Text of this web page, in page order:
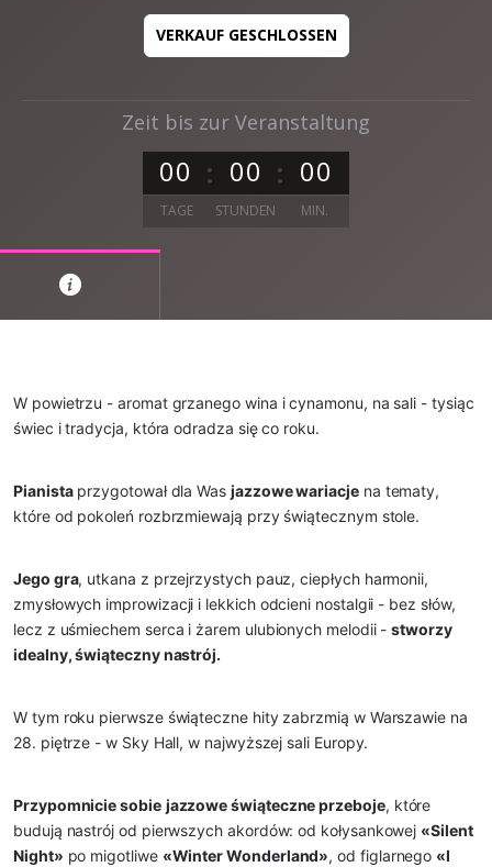
Zeit bis zur Veranstaltung
00 00 00
TAGE STUNDEN MIN.
VERKAUF GESCHLOSSEN
W powietrzu - aromat grzanego wina i cynamonu, na sali - tysiąc
świec i tradycja, która odradza się co roku.
Pianistaprzygotował dla Was jazzowe wariacjena tematy,
które od pokoleń rozbrzmiewają przy świątecznym stole.
Jego gra, utkana z przejrzystych pauz, ciepłych harmonii,
zmysłowych improwizacji i lekkich odcieni nostalgii - bez słów,
lecz z uśmiechem serca i żarem ulubionych melodii -stworzy
idealny, świąteczny nastrój.
W tym roku pierwsze świąteczne hity zabrzmią w Warszawie na
28. piętrze - w Sky Hall, w najwyższej sali Europy.
Przypomnicie sobie jazzowe świąteczne przeboje, które
budują nastrój od pierwszych akordów: od kołysankowej «Silent
Night» po migotliwe «Winter Wonderland», od figlarnego «I